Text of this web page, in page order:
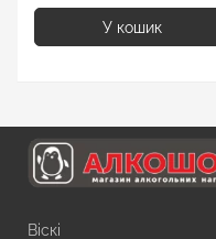
У кошик
Віскі